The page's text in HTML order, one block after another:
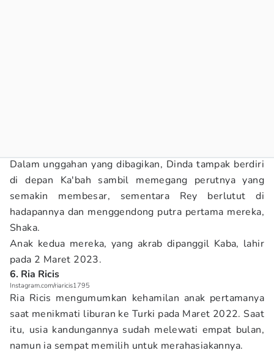
Dalam unggahan yang dibagikan, Dinda tampak berdiri
di depan Ka'bah sambil memegang perutnya yang
semakin membesar, sementara Rey berlutut di
hadapannya dan menggendong putra pertama mereka,
Shaka.
Anak kedua mereka, yang akrab dipanggil Kaba, lahir
pada 2 Maret 2023.
6. Ria Ricis
Instagram.com/riaricis1795
Ria Ricis mengumumkan kehamilan anak pertamanya
saat menikmati liburan ke Turki pada Maret 2022. Saat
itu, usia kandungannya sudah melewati empat bulan,
namun ia sempat memilih untuk merahasiakannya.